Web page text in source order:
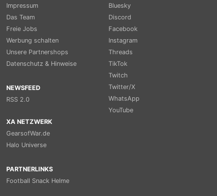
Impressum
Das Team
Freie Jobs
Werbung schalten
Unsere Partnershops
Datenschutz & Hinweise
NEWSFEED
RSS 2.0
Bluesky
Discord
Facebook
Instagram
Threads
TikTok
Twitch
Twitter/X
WhatsApp
YouTube
XA NETZWERK
GearsofWar.de
Halo Universe
PARTNERLINKS
Football Snack Helme